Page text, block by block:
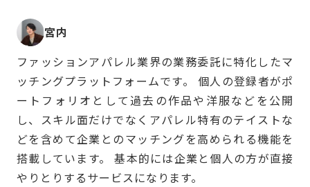
宮内
ファッションアパレル業界の業務委託に特化したマ
ッチングプラットフォームです。 個人の登録者がポ
ートフォリオとして過去の作品や洋服などを公開
し、スキル面だけでなくアパレル特有のテイストな
どを含めて企業とのマッチングを高められる機能を
搭載しています。 基本的には企業と個人の方が直接
やりとりするサービスになります。